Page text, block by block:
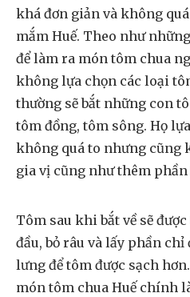
khá đơn giản và không
mắm Huế. Theo như
để làm ra món tôm chua
không lựa chọn các loại
thường sẽ bắt những con
tôm đồng, tôm sông. Họ
không quá to nhưng cũng
gia vị cũng như thêm
Tôm sau khi bắt về sẽ
đầu, bỏ râu và lấy phần
lưng để tôm được sạch
món tôm chua Huế chính